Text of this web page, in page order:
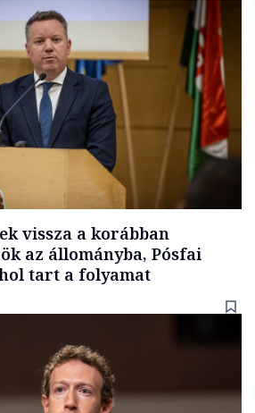
vissza a korábban
az állományba, Pósfai
tart a folyamat